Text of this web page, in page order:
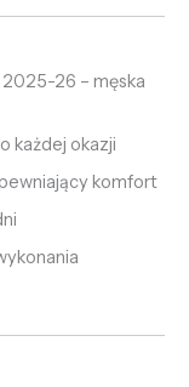
26 – męska
każdej okazji
komfort